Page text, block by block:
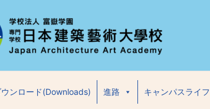
ンロード(Downloads) 進路 キャンパスライフ